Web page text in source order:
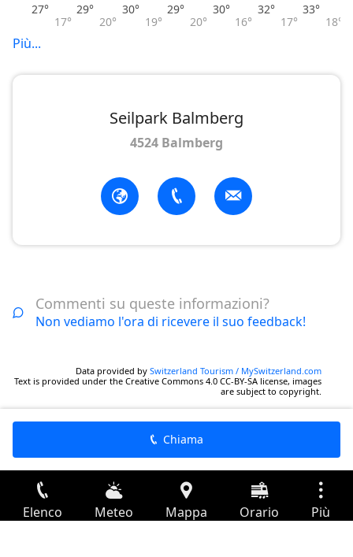
27°
17°
29°
20°
30°
19°
29°
20°
30°
16°
32°
17°
33°
18°
Più...
Seilpark Balmberg
4524 Balmberg
Commenti su queste informazioni?
Non vediamo l'ora di ricevere il suo feedback!
Data provided by Switzerland Tourism / MySwitzerland.com
Text is provided under the Creative Commons 4.0 CC-BY-SA license, images
are subject to copyright.
Chiama
Elenco Meteo Mappa Orario Più